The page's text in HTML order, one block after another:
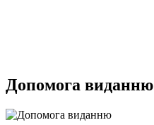
Допомога виданню